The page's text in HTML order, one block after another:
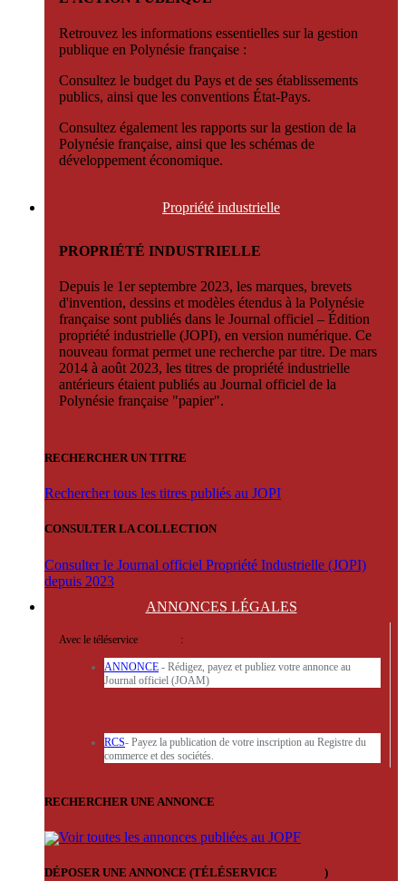
Retrouvez les informations essentielles sur la gestion
publique en Polynésie française :
Consultez le budget du Pays et de ses établissements
publics, ainsi que les conventions État-Pays.
Consultez également les rapports sur la gestion de la
Polynésie française, ainsi que les schémas de
développement économique.
Propriété industrielle
PROPRIÉTÉ INDUSTRIELLE
Depuis le 1er septembre 2023, les marques, brevets
d'invention, dessins et modèles étendus à la Polynésie
française sont publiés dans le Journal officiel – Édition
propriété industrielle (JOPI), en version numérique. Ce
nouveau format permet une recherche par titre. De mars
2014 à août 2023, les titres de propriété industrielle
antérieurs étaient publiés au Journal officiel de la
Polynésie française "papier".
RECHERCHER UN TITRE
Rechercher tous les titres publiés au JOPI
CONSULTER LA COLLECTION
Consulter le Journal officiel Propriété Industrielle (JOPI)
depuis 2023
ANNONCES LÉGALES
Avec le téléservice :
ANNONCE - Rédigez, payez et publiez votre annonce au
Journal officiel (JOAM)
RCS- Payez la publication de votre inscription au Registre du
commerce et des sociétés.
RECHERCHER UNE ANNONCE
Voir toutes les annonces publiées au JOPF
DÉPOSER UNE ANNONCE (TÉLÉSERVICE )